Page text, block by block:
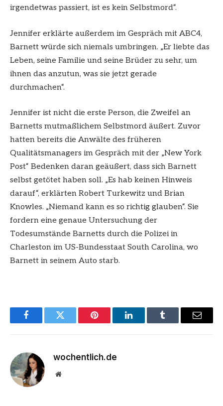
irgendetwas passiert, ist es kein Selbstmord“.
Jennifer erklärte außerdem im Gespräch mit ABC4,
Barnett würde sich niemals umbringen. „Er liebte das
Leben, seine Familie und seine Brüder zu sehr, um
ihnen das anzutun, was sie jetzt gerade
durchmachen“.
Jennifer ist nicht die erste Person, die Zweifel an
Barnetts mutmaßlichem Selbstmord äußert. Zuvor
hatten bereits die Anwälte des früheren
Qualitätsmanagers im Gespräch mit der „New York
Post“ Bedenken daran geäußert, dass sich Barnett
selbst getötet haben soll. „Es hab keinen Hinweis
darauf“, erklärten Robert Turkewitz und Brian
Knowles. „Niemand kann es so richtig glauben“. Sie
fordern eine genaue Untersuchung der
Todesumstände Barnetts durch die Polizei in
Charleston im US-Bundesstaat South Carolina, wo
Barnett in seinem Auto starb.
FacebookTwitter Pinterest LinkedInTumblr Email
wochentlich.de
Website